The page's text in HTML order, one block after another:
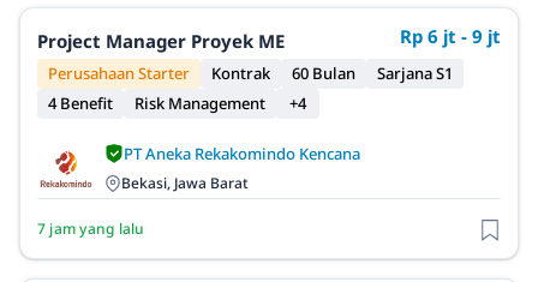
Project Manager Proyek ME Rp 6 jt - 9 jt
Perusahaan Starter Kontrak 60 Bulan
Sarjana S1
4 Benefit
Risk Management +4
PT Aneka Rekakomindo Kencana
Bekasi, Jawa Barat
7 jam yang lalu